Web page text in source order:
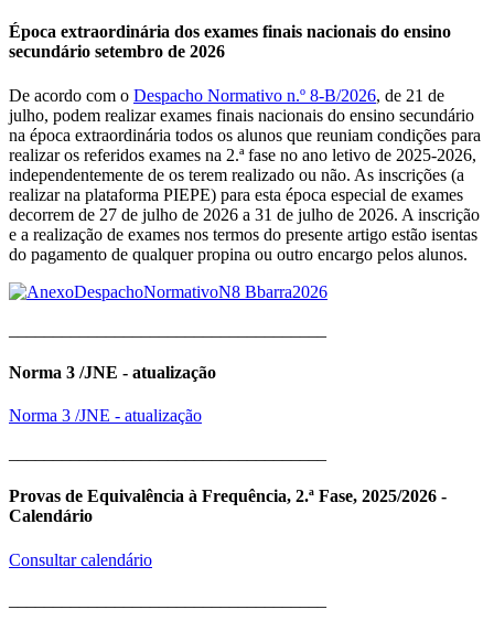
Época extraordinária dos exames finais nacionais do ensino
secundário setembro de 2026
De acordo com o Despacho Normativo n.º 8-B/2026, de 21 de
julho, podem realizar exames finais nacionais do ensino secundário
na época extraordinária todos os alunos que reuniam condições para
realizar os referidos exames na 2.ª fase no ano letivo de 2025-2026,
independentemente de os terem realizado ou não. As inscrições (a
realizar na plataforma PIEPE) para esta época especial de exames
decorrem de 27 de julho de 2026 a 31 de julho de 2026. A inscrição
e a realização de exames nos termos do presente artigo estão isentas
do pagamento de qualquer propina ou outro encargo pelos alunos.
Norma 3 /JNE - atualização
Norma 3 /JNE - atualização
Provas de Equivalência à Frequência, 2.ª Fase, 2025/2026 -
Calendário
Consultar calendário